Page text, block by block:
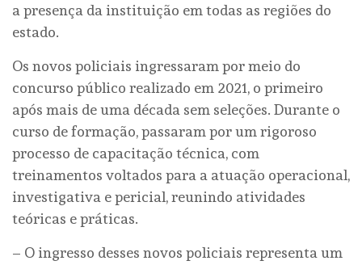
a presença da instituição em todas as regiões do
estado.
Os novos policiais ingressaram por meio do
concurso público realizado em 2021, o primeiro
após mais de uma década sem seleções. Durante o
curso de formação, passaram por um rigoroso
processo de capacitação técnica, com
treinamentos voltados para a atuação operacional,
investigativa e pericial, reunindo atividades
teóricas e práticas.
– O ingresso desses novos policiais representa um